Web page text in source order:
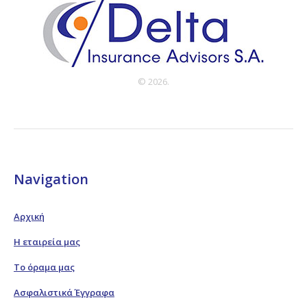
© 2026.
Navigation
Αρχική
Η εταιρεία μας
Το όραμα μας
Ασφαλιστικά Έγγραφα